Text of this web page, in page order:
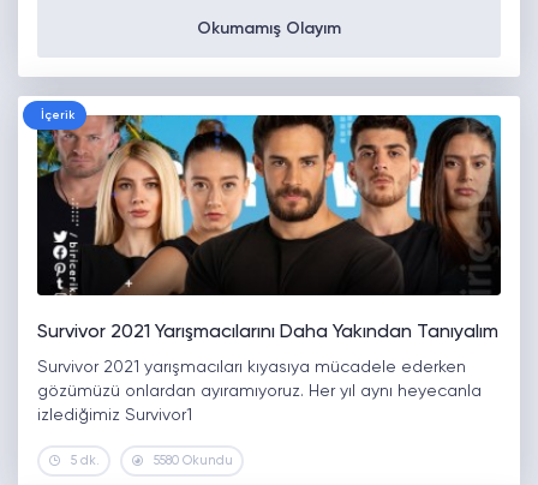
Okumamış Olayım
İçerik
Survivor 2021 Yarışmacılarını Daha Yakından Tanıyalım
Survivor 2021 yarışmacıları kıyasıya mücadele ederken
gözümüzü onlardan ayıramıyoruz. Her yıl aynı heyecanla
izlediğimiz Survivor1
5 dk. 5580 Okundu